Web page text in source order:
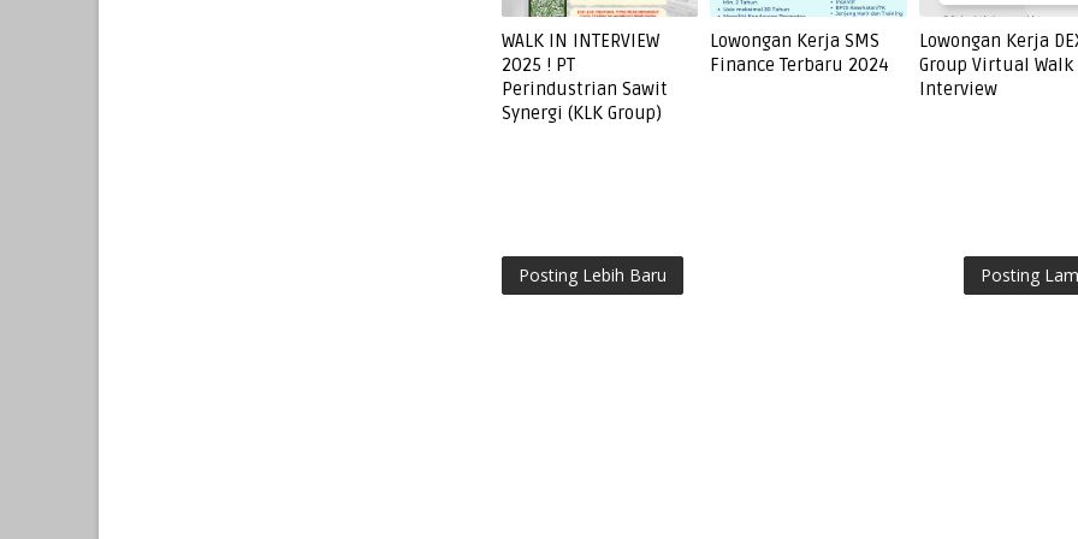
WALK IN INTERVIEW
2025 ! PT
Perindustrian Sawit
Synergi (KLK Group)
Lowongan Kerja SMS
Finance Terbaru 2024
Lowongan Kerja
Group Virtual Walk
Interview
Posting Lebih Baru Posting